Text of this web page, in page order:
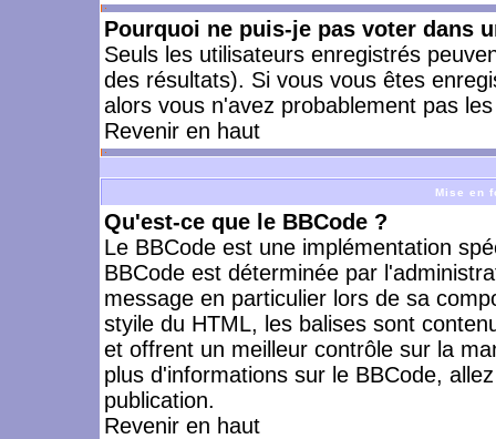
Pourquoi ne puis-je pas voter dans
Seuls les utilisateurs enregistrés
des résultats). Si vous vous êtes
alors vous n'avez probablement pas
Revenir en haut
Mise en
Qu'est-ce que le BBCode ?
Le BBCode est une implémentation
BBCode est déterminée par
message en particulier lors de sa
styile du HTML, les balises sont
et offrent un meilleur contrôle sur la
plus d'informations sur le BBCode,
publication.
Revenir en haut